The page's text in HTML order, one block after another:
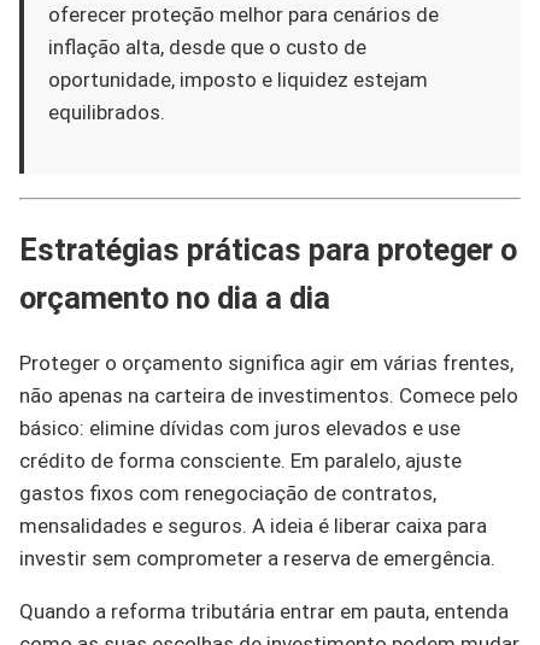
oferecer proteção melhor para cenários de
inflação alta, desde que o custo de
oportunidade, imposto e liquidez estejam
equilibrados.
Estratégias práticas para proteger o
orçamento no dia a dia
Proteger o orçamento significa agir em várias frentes,
não apenas na carteira de investimentos. Comece pelo
básico: elimine dívidas com juros elevados e use
crédito de forma consciente. Em paralelo, ajuste
gastos fixos com renegociação de contratos,
mensalidades e seguros. A ideia é liberar caixa para
investir sem comprometer a reserva de emergência.
Quando a reforma tributária entrar em pauta, entenda